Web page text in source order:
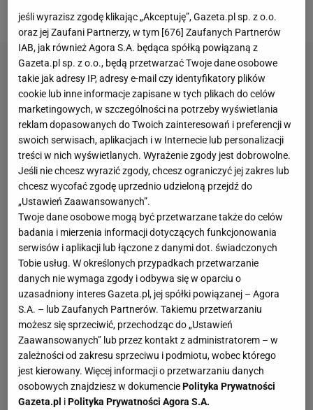
jednym wielkim rozczarowaniem.
jeśli wyrazisz zgodę klikając „Akceptuję”, Gazeta.pl sp. z o.o.
oraz jej Zaufani Partnerzy, w tym [676] Zaufanych Partnerów
IAB, jak również Agora S.A. będąca spółką powiązaną z
Gazeta.pl sp. z o.o., będą przetwarzać Twoje dane osobowe
takie jak adresy IP, adresy e-mail czy identyfikatory plików
cookie lub inne informacje zapisane w tych plikach do celów
marketingowych, w szczególności na potrzeby wyświetlania
reklam dopasowanych do Twoich zainteresowań i preferencji w
swoich serwisach, aplikacjach i w Internecie lub personalizacji
treści w nich wyświetlanych. Wyrażenie zgody jest dobrowolne.
Jeśli nie chcesz wyrazić zgody, chcesz ograniczyć jej zakres lub
chcesz wycofać zgodę uprzednio udzieloną przejdź do
„Ustawień Zaawansowanych”.
Twoje dane osobowe mogą być przetwarzane także do celów
badania i mierzenia informacji dotyczących funkcjonowania
serwisów i aplikacji lub łączone z danymi dot. świadczonych
Tobie usług. W określonych przypadkach przetwarzanie
danych nie wymaga zgody i odbywa się w oparciu o
uzasadniony interes Gazeta.pl, jej spółki powiązanej – Agora
S.A. – lub Zaufanych Partnerów. Takiemu przetwarzaniu
możesz się sprzeciwić, przechodząc do „Ustawień
Zaawansowanych” lub przez kontakt z administratorem – w
zależności od zakresu sprzeciwu i podmiotu, wobec którego
jest kierowany. Więcej informacji o przetwarzaniu danych
osobowych znajdziesz w dokumenciePolityka Prywatności
Gazeta.pl iPolityka Prywatności Agora S.A.